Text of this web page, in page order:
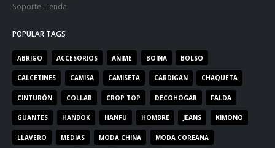
Soporte Tienda
POPULAR TAGS
ABRIGO ACCESORIOS ANIME BOINA BOLSO
CALCETINES CAMISA CAMISETA CARDIGAN CHAQUETA
CINTURÓN COLLAR CROP TOP DECOHOGAR FALDA
GUANTES HANBOK HANFU HOMBRE JEANS KIMONO
LLAVERO MEDIAS MODA CHINA MODA COREANA